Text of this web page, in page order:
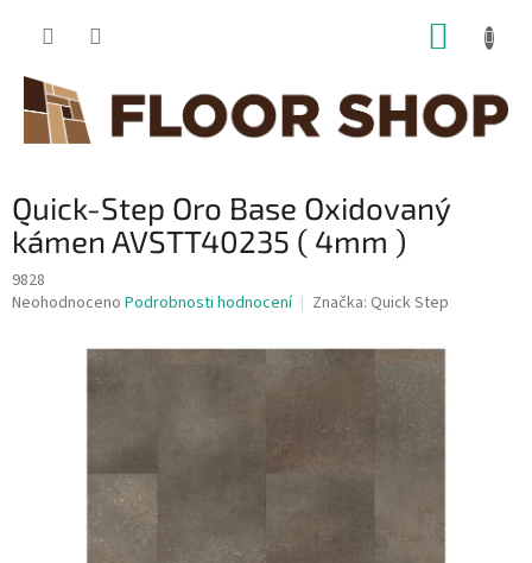
Quick-Step Oro Base Oxidovaný
kámen AVSTT40235 ( 4mm )
9828
Průměrné
Neohodnoceno Podrobnosti hodnocení Značka: Quick Step